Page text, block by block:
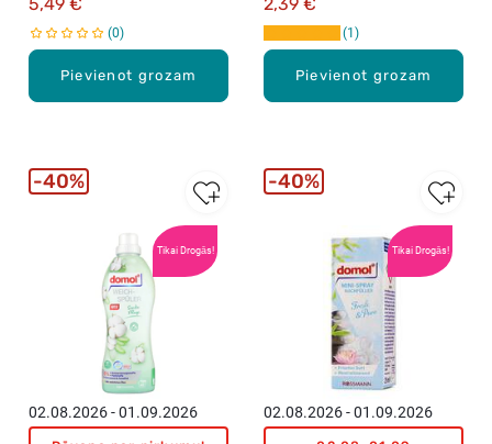
Pievienot grozam
0
Pievienot grozam
1
Tikai Drogās!
02.08.2026 - 01.09.2026
40%
Tikai Drogās!
02.08.2026 - 01.09.2026
40%